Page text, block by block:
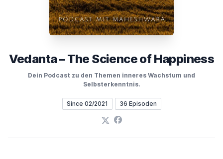
Vedanta – The Science of Happiness
Dein Podcast zu den Themen inneres Wachstum und
Selbsterkenntnis.
Since 02/2021 36 Episoden
X Facebook